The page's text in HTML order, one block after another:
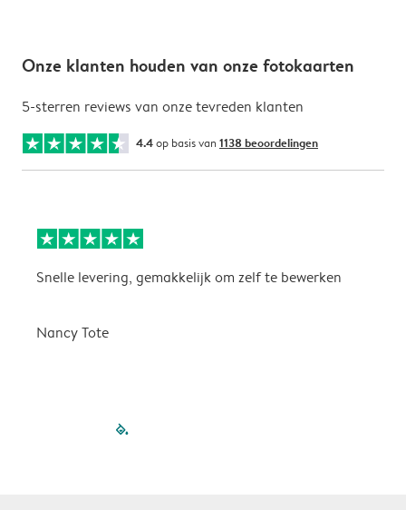
Onze klanten houden van onze fotokaarten
5-sterren reviews van onze tevreden klanten
4.4op basis van 1138 beoordelingen
Snelle levering, gemakkelijk om zelf te bewerken
Nancy Tote
filled-pagination